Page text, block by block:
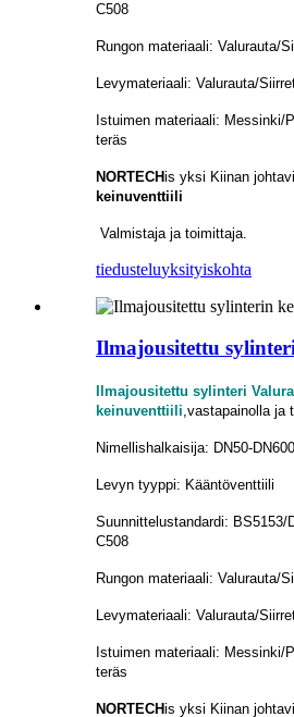
C508
Rungon materiaali: Valurauta/
Levymateriaali: Valurauta/
Istuimen materiaali: Messinki/
teräs
NORTECHis yksi Kiinan
keinuventtiili
Valmistaja ja toimittaja.
tiedusteluyksityiskohta
Ilmajousitettu
Ilmajousitettu sylinteri
keinuventtiili,vastapainolla ja
Nimellishalkaisija: DN50-
Levyn tyyppi: Kääntöventtiili
Suunnittelustandardi: BS5153/
C508
Rungon materiaali: Valurauta/
Levymateriaali: Valurauta/
Istuimen materiaali: Messinki/
teräs
NORTECHis yksi Kiinan